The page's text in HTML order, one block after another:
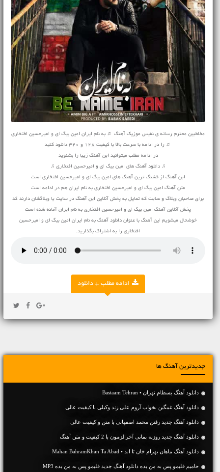
مخاطبین محترم رسانه ی نفیس موزیک آهنگ ♬ به نام ایران امین بیگ ای و امیرحسین افتخاری
♬ را در ادامه با سرعت بالا با کیفیت 128 و 320 دانلود کنید
در ادامه مطلب میتوانید این آهنگ زیبا را بشنوید
♫ دانلود آهنگ های امین بیگ ای و امیرحسین افتخاری ♫
این آهنگ از قشنگ ترین آهنگ های امین بیگ ای و امیرحسین افتخاری است
متن آهنگ امین بیگ ای و امیرحسین افتخاری به نام ایران هم در ادامه است
برای صاحبان وبلاگ و سایت که تمایل به پخش آنلاین این آهنگ در سایت یا وبلاگشان دارند کد
پخش آنلاین آهنگ امین بیگ ای و امیرحسین افتخاری به نام ایران آماده شده است
خوشحال میشویم این آهنگ با عنوان دانلود آهنگ به نام ایران امین بیگ ای و امیرحسین
افتخاری را به اشتراک بگذارید.
ادامه مطلب + دانلود
جدیدترین آهنگ ها
دانلود آهنگ بسطام تهران • Bastaam Tehran
دانلود آهنگ غمگین بخواب آروم علی زند وکیلی با کیفیت عالی
دانلود آهنگ جديد رفتن محمد اصفهانی با متن و کیفیت عالی
دانلود آهنگ جديد روزبه بمانی آخرالزمون با 2 کیفیت و متن آهنگ
دانلود آهنگ ماهان بهرام خان تا ابد • Mahan BahramKhan Ta Abad
حامیم قلبمو پس به من بده دانلود آهنگ جدید قلبمو پس به من بده MP3